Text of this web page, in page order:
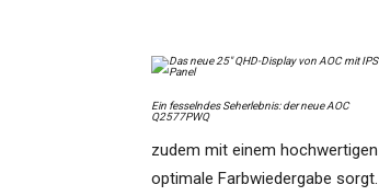
Ein fesselndes Seherlebnis: der neue AOC
Q2577PWQ
zudem mit einem
optimale Farbwiedergabe